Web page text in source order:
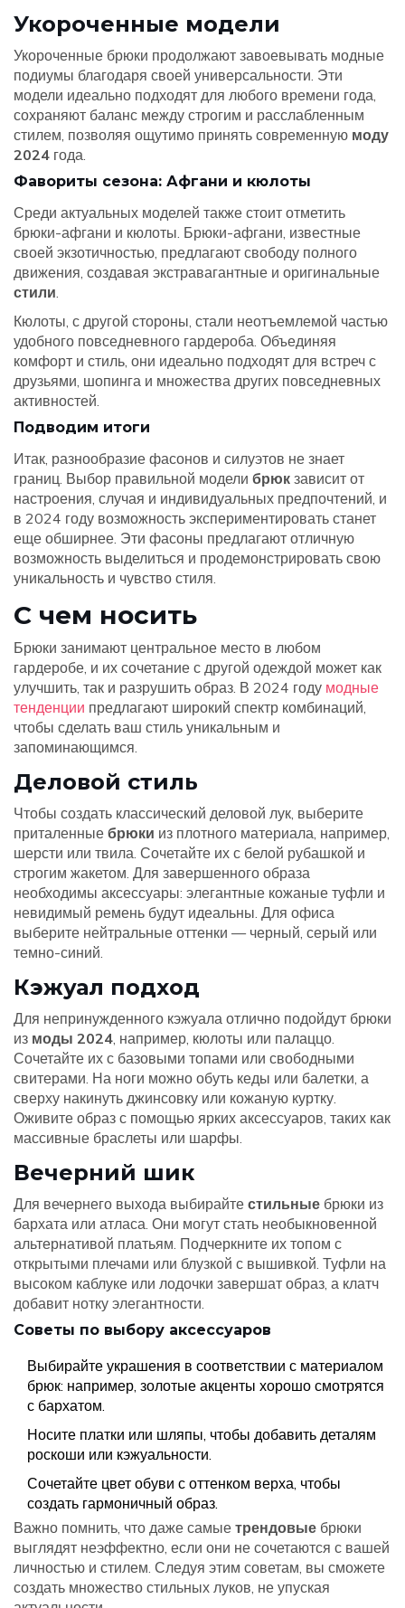
Укороченные модели
Укороченные брюки продолжают завоевывать модные
подиумы благодаря своей универсальности. Эти
модели идеально подходят для любого времени года,
сохраняют баланс между строгим и расслабленным
стилем, позволяя ощутимо принять современную моду
2024 года.
Фавориты сезона: Афгани и кюлоты
Среди актуальных моделей также стоит отметить
брюки-афгани и кюлоты. Брюки-афгани, известные
своей экзотичностью, предлагают свободу полного
движения, создавая экстравагантные и оригинальные
стили.
Кюлоты, с другой стороны, стали неотъемлемой частью
удобного повседневного гардероба. Объединяя
комфорт и стиль, они идеально подходят для встреч с
друзьями, шопинга и множества других повседневных
активностей.
Подводим итоги
Итак, разнообразие фасонов и силуэтов не знает
границ. Выбор правильной модели брюк зависит от
настроения, случая и индивидуальных предпочтений, и
в 2024 году возможность экспериментировать станет
еще обширнее. Эти фасоны предлагают отличную
возможность выделиться и продемонстрировать свою
уникальность и чувство стиля.
С чем носить
Брюки занимают центральное место в любом
гардеробе, и их сочетание с другой одеждой может как
улучшить, так и разрушить образ. В 2024 году модные
тенденции предлагают широкий спектр комбинаций,
чтобы сделать ваш стиль уникальным и
запоминающимся.
Деловой стиль
Чтобы создать классический деловой лук, выберите
приталенные брюки из плотного материала, например,
шерсти или твила. Сочетайте их с белой рубашкой и
строгим жакетом. Для завершенного образа
необходимы аксессуары: элегантные кожаные туфли и
невидимый ремень будут идеальны. Для офиса
выберите нейтральные оттенки — черный, серый или
темно-синий.
Кэжуал подход
Для непринужденного кэжуала отлично подойдут брюки
из моды 2024, например, кюлоты или палаццо.
Сочетайте их с базовыми топами или свободными
свитерами. На ноги можно обуть кеды или балетки, а
сверху накинуть джинсовку или кожаную куртку.
Оживите образ с помощью ярких аксессуаров, таких как
массивные браслеты или шарфы.
Вечерний шик
Для вечернего выхода выбирайте стильные брюки из
бархата или атласа. Они могут стать необыкновенной
альтернативой платьям. Подчеркните их топом с
открытыми плечами или блузкой с вышивкой. Туфли на
высоком каблуке или лодочки завершат образ, а клатч
добавит нотку элегантности.
Советы по выбору аксессуаров
Выбирайте украшения в соответствии с материалом
брюк: например, золотые акценты хорошо смотрятся
с бархатом.
Носите платки или шляпы, чтобы добавить деталям
роскоши или кэжуальности.
Сочетайте цвет обуви с оттенком верха, чтобы
создать гармоничный образ.
Важно помнить, что даже самые трендовые брюки
выглядят неэффектно, если они не сочетаются с вашей
личностью и стилем. Следуя этим советам, вы сможете
создать множество стильных луков, не упуская